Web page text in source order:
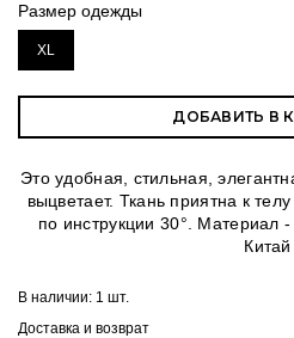
Размер одежды
XL
ДОБАВИТЬ В
Это удобная, стильная,
выцветает. Ткань приятна к
по инструкции 30°. Материал
Китай
В наличии: 1 шт.
Доставка и возврат